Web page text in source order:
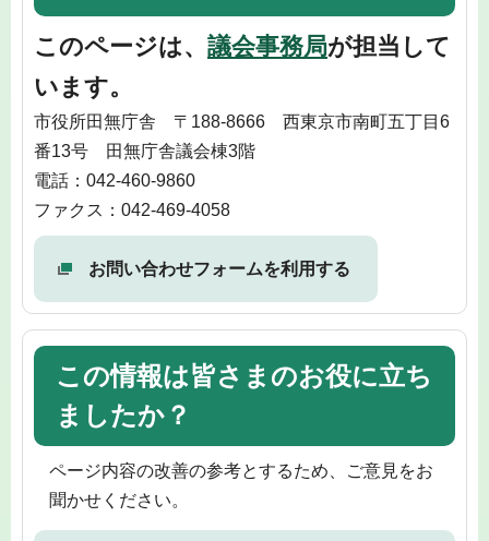
このページは、 議会事務局が担当して
います。
市役所田無庁舎 〒188-8666 西東京市南町五丁目6
番13号 田無庁舎議会棟3階
電話：042-460-9860
ファクス：042-469-4058
お問い合わせフォームを利用する
この情報は皆さまのお役に立ち
ましたか？
ページ内容の改善の参考とするため、ご意見をお
聞かせください。